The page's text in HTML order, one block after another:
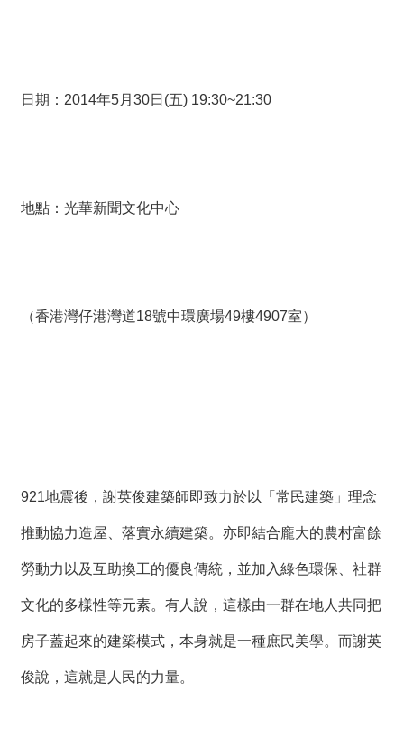
日期：2014年5月30日(五) 19:30~21:30
地點：光華新聞文化中心
（香港灣仔港灣道18號中環廣場49樓4907室）
921地震後，謝英俊建築師即致力於以「常民建築」理念
推動協力造屋、落實永續建築。亦即結合龐大的農村富餘
勞動力以及互助換工的優良傳統，並加入綠色環保、社群
文化的多樣性等元素。有人說，這樣由一群在地人共同把
房子蓋起來的建築模式，本身就是一種庶民美學。而謝英
俊說，這就是人民的力量。